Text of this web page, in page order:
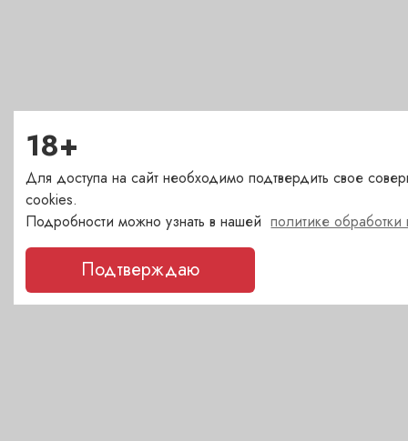
18+
Для доступа на сайт необходимо подтвердить свое
cookies.
Подробности можно узнать в нашейполитике
Подтверждаю